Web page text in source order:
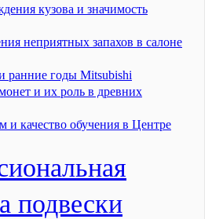
кузова и значимость
неприятных запахов в салоне
ранние годы Mitsubishi
и их роль в древних
и качество обучения в Центре
подвески